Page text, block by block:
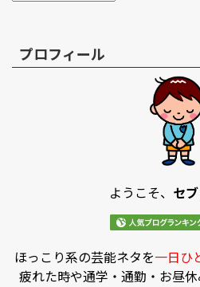
プロフィール
ようこそ、 セ
ほっこり系の芸能ネタを一日ひ
疲れた時や通学・通勤・お昼休